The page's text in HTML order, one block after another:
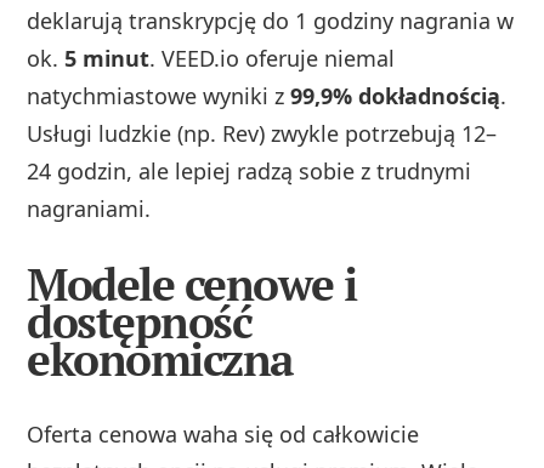
deklarują transkrypcję do 1 godziny nagrania w
ok.5 minut. VEED.io oferuje niemal
natychmiastowe wyniki z99,9% dokładnością.
Usługi ludzkie (np. Rev) zwykle potrzebują 12–
24 godzin, ale lepiej radzą sobie z trudnymi
nagraniami.
Modele cenowe i
dostępność
ekonomiczna
Oferta cenowa waha się od całkowicie